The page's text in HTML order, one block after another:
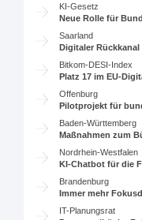
KI-Gesetz
Neue Rolle für
Saarland
Digitaler
Bitkom-DESI-Index
Platz 17 im EU-
Offenburg
Pilotprojekt für
Baden-Württemberg
Maßnahmen zum
Nordrhein-Westfalen
KI-Chatbot für die
Brandenburg
Immer mehr
IT-Planungsrat